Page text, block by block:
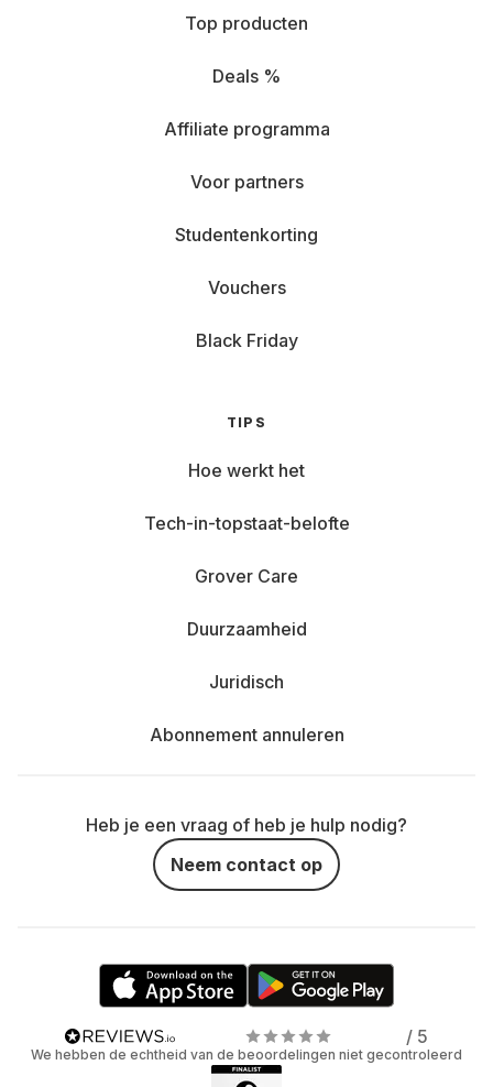
Top producten
Deals %
Affiliate programma
Voor partners
Studentenkorting
Vouchers
Black Friday
TIPS
Hoe werkt het
Tech-in-topstaat-belofte
Grover Care
Duurzaamheid
Juridisch
Abonnement annuleren
Heb je een vraag of heb je hulp nodig?
Neem contact op
/ 5
We hebben de echtheid van de beoordelingen niet gecontroleerd